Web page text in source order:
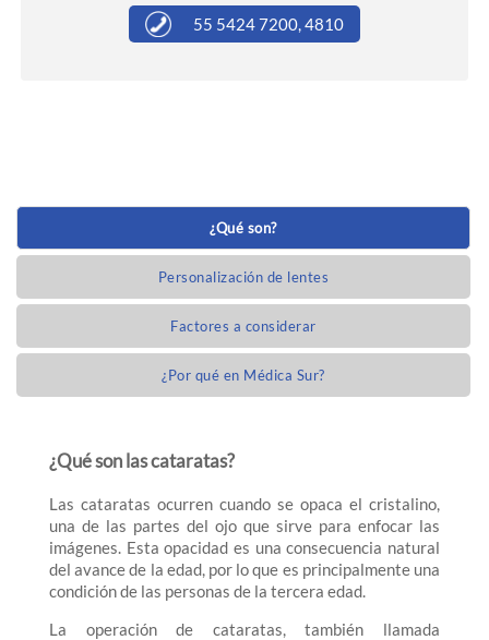
55 5424 7200, 4810
¿Qué son?
Personalización de lentes
Factores a considerar
¿Por qué en Médica Sur?
¿Qué son las cataratas?
Las cataratas ocurren cuando se opaca el cristalino,
una de las partes del ojo que sirve para enfocar las
imágenes. Esta opacidad es una consecuencia natural
del avance de la edad, por lo que es principalmente una
condición de las personas de la tercera edad.
La operación de cataratas, también llamada